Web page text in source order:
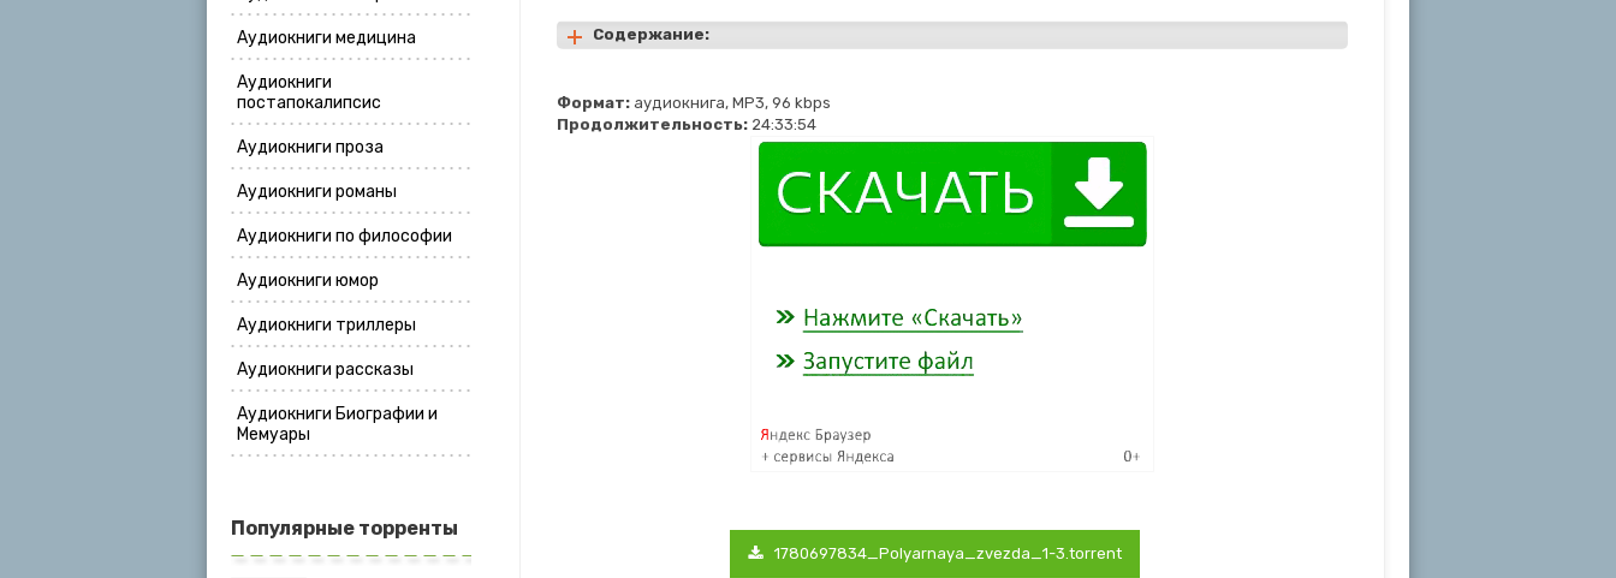
Аудиокниги медицина
Аудиокниги
постапокалипсис
Аудиокниги проза
Аудиокниги романы
Аудиокниги по философии
Аудиокниги юмор
Аудиокниги триллеры
Аудиокниги рассказы
Аудиокниги Биографии и
Мемуары
Популярные торренты
Содержание:
Формат: аудиокнига, MP3, 96 kbps
Продолжительность: 24:33:54
1780697834_Polyarnaya_zvezda_1-3.torrent